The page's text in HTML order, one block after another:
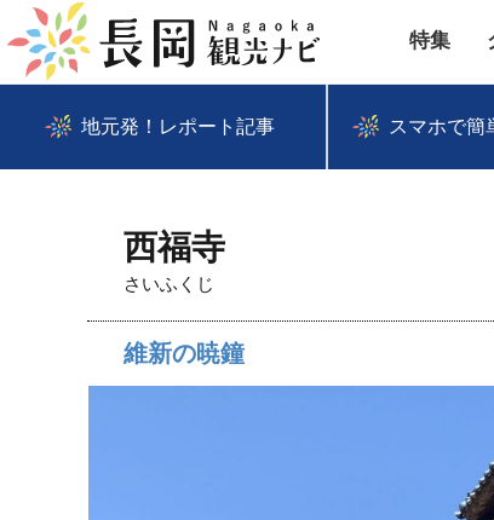
特集
地元発！レポート記事 スマホで簡
西福寺
さいふくじ
維新の暁鐘